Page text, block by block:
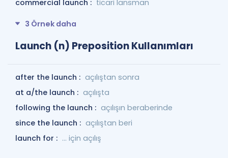
commercial launch : ticari lansman
3 Örnek daha
Launch (n) Preposition Kullanımları
after the launch : açılıştan sonra
at a/the launch : açılışta
following the launch : açılışın beraberinde
since the launch : açılıştan beri
launch for : ... için açılış